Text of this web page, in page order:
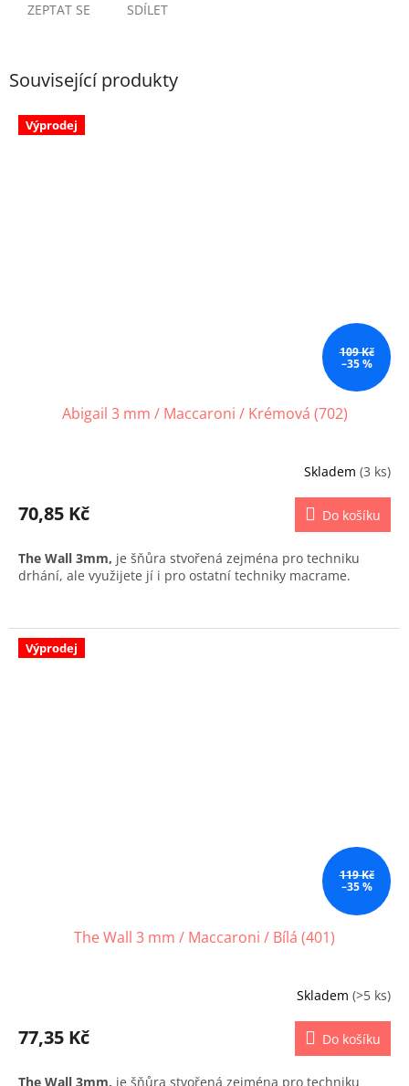
ZEPTAT SE SDÍLET
Související produkty
Výprodej
109 Kč
–35 %
Abigail 3 mm / Maccaroni / Krémová (702)
Skladem (3 ks)
70,85 Kč Do košíku
The Wall 3mm, je šňůra stvořená zejména pro techniku
drhání, ale využijete jí i pro ostatní techniky macrame.
Výprodej
119 Kč
–35 %
The Wall 3 mm / Maccaroni / Bílá (401)
Skladem (>5 ks)
77,35 Kč Do košíku
The Wall 3mm, je šňůra stvořená zejména pro techniku